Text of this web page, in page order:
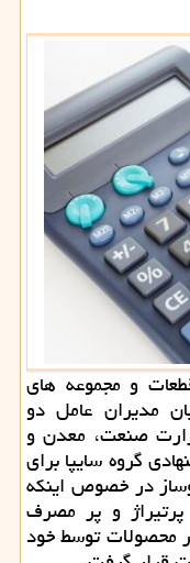
و مجموعه های
مدیران عامل دو
صنعت، معدن و
گروه سایپا برای
در خصوص اینكه
پرتیراژ و پر مصرف
۴۵ درصد سایر محصولات توسط خود